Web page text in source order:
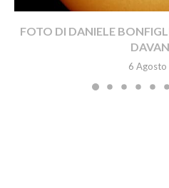
FOTO DI DANIELE
6